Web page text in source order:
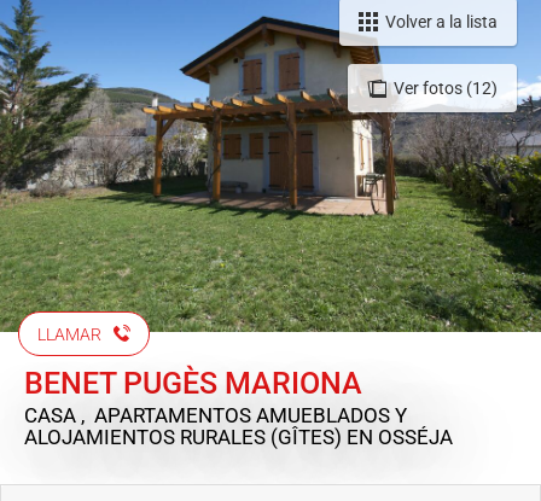
Ver fotos (12)
Volver a la lista
LLAMAR
BENET PUGÈS MARIONA
CASA , APARTAMENTOS AMUEBLADOS Y
ALOJAMIENTOS RURALES (GÎTES) EN OSSÉJA